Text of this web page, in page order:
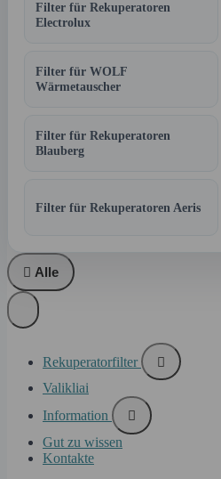
Filter für Rekuperatoren
Electrolux
Filter für WOLF
Wärmetauscher
Filter für Rekuperatoren
Blauberg
Filter für Rekuperatoren Aeris
 Alle
Rekuperatorfilter

Valikliai
Information

Gut zu wissen
Kontakte